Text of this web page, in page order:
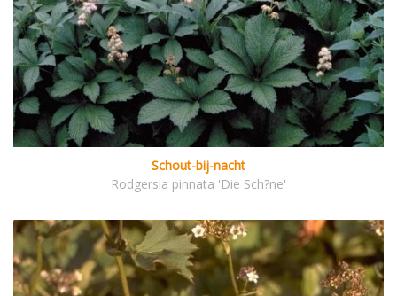
Schout-bij-nacht
Rodgersia pinnata 'Die Sch?ne'